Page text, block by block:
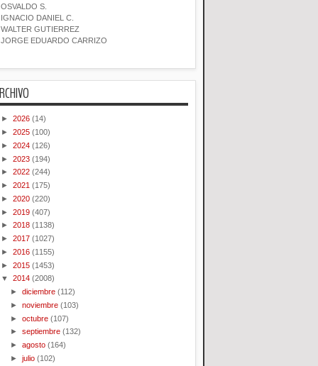
OSVALDO S.
IGNACIO DANIEL C.
WALTER GUTIERREZ
JORGE EDUARDO CARRIZO
► 2026 (14)
► 2025 (100)
► 2024 (126)
► 2023 (194)
► 2022 (244)
► 2021 (175)
► 2020 (220)
► 2019 (407)
► 2018 (1138)
► 2017 (1027)
► 2016 (1155)
► 2015 (1453)
▼ 2014 (2008)
►diciembre (112)
►noviembre (103)
►octubre (107)
►septiembre (132)
►agosto (164)
►julio (102)